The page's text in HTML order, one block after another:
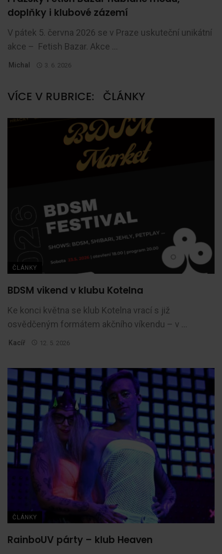
doplňky i klubové zázemí
V pátek 5. června 2026 se v Praze uskuteční unikátní
akce – Fetish Bazar. Akce ...
Michal 3. 6. 2026
VÍCE V RUBRICE: ČLÁNKY
ČLÁNKY
BDSM vikend v klubu Kotelna
Ke konci května se klub Kotelna vrací s již
osvědčeným formátem akčního víkendu – v ...
Kacíř 12. 5. 2026
ČLÁNKY
RainboUV párty – klub Heaven